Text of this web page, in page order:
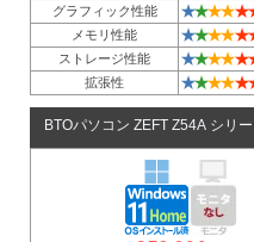
グラフィック性能 ★★★★★
メモリ性能 ★★★★★
ストレージ性能 ★★★★★
拡張性 ★★★★★
BTOパソコン ZEFT Z54A シリ